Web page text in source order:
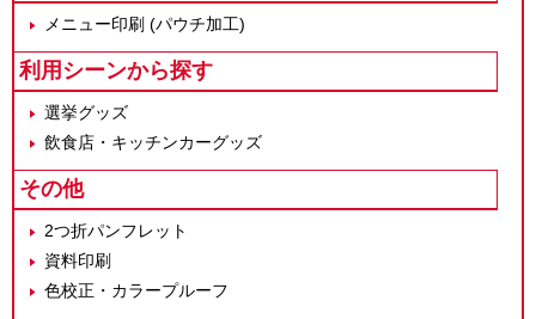
メニュー印刷 (パウチ加工)
利用シーンから探す
選挙グッズ
飲食店・キッチンカーグッズ
その他
2つ折パンフレット
資料印刷
色校正・カラープルーフ